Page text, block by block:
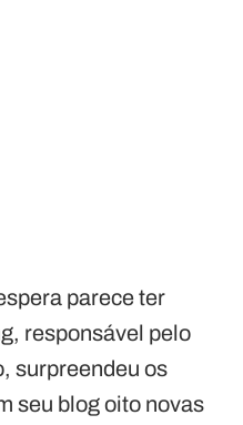
parece ter
responsável pelo
surpreendeu os
seu blog oito novas